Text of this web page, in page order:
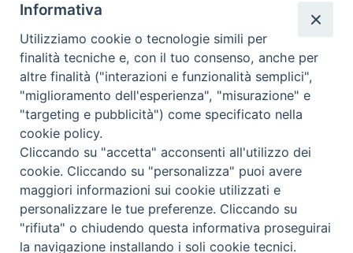
UTILITY
News
Altri articoli
Notizie nazionali
Download
Amministrazione Trasparente
Privacy e cookie policy
Informativa
Utilizziamo cookie o tecnologie simili per
finalità tecniche e, con il tuo consenso, anche per
altre finalità ("interazioni e funzionalità semplici",
"miglioramento dell'esperienza", "misurazione" e
"targeting e pubblicità") come specificato nella
cookie policy.
Cliccando su "accetta" acconsenti all'utilizzo dei
cookie. Cliccando su "personalizza" puoi avere
maggiori informazioni sui cookie utilizzati e
personalizzare le tue preferenze. Cliccando su
"rifiuta" o chiudendo questa informativa proseguirai
la navigazione installando i soli cookie tecnici.